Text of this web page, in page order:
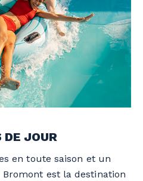
DE JOUR
en toute saison et un
est la destination